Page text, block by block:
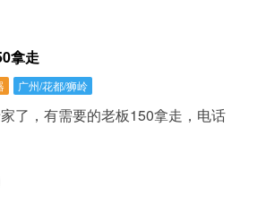
制的内容，就需要工作人员审核通过后才能
核时间为24小时之内）。2、信息状态待完
需要您修改完善后才能公开展示。根据要求
息，并通过本站工作人员审核成功后，才能公
时间为24小时之内）。3、修改过的信息时间
表中的位置不会变。如果想信息再次排到该
面的靠前位置，您可以点击“刷新”。
拿走
广州/花都/狮岭
了，有需要的老板150拿走，电话